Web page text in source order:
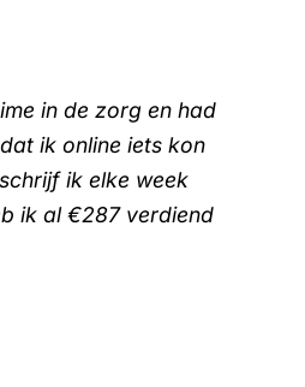
in de zorg en had
ik online iets kon
ik elke week
ik al €287 verdiend